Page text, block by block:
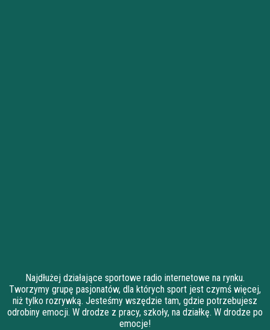
Najdłużej działające sportowe radio internetowe na rynku.
Tworzymy grupę pasjonatów, dla których sport jest czymś więcej,
niż tylko rozrywką. Jesteśmy wszędzie tam, gdzie potrzebujesz
odrobiny emocji. W drodze z pracy, szkoły, na działkę. W drodze po
emocje!